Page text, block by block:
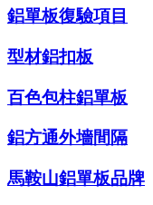
鋁單板復驗項目
型材鋁扣板
百色包柱鋁單板
鋁方通外墻間隔
馬鞍山鋁單板品牌